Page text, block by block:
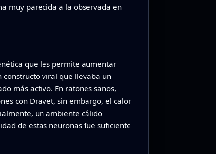
muy parecida a la observada en
que les permite aumentar
viral que llevaba un
más activo. En ratones sanos,
con Dravet, sin embargo, el calor
un ambiente cálido
de estas neuronas fue suficiente